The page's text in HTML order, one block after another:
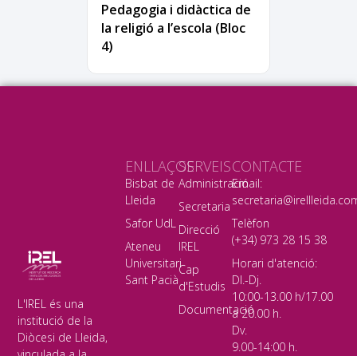
Pedagogia i didàctica de
la religió a l’escola (Bloc
4)
L'IREL és una
institució de la
Diòcesi de Lleida,
SERVEIS
Administració
Secretaria
Direcció
IREL
Cap
d'Estudis
Documentació
ENLLAÇOS
Bisbat de
Lleida
Safor UdL
Ateneu
Universitari
Sant Pacià
CONTACTE
Email:
Telèfon
(+34) 973 28 15 38
Horari d'atenció:
Dl.-Dj.
10:00-13.00 h/17.00
a 20.00 h.
Dv.
9.00-14:00 h.